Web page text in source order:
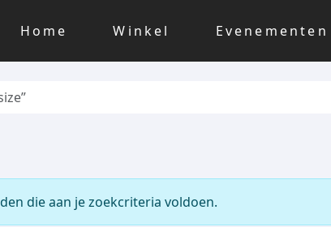
Home
Winkel Evenementen
die aan je zoekcriteria voldoen.